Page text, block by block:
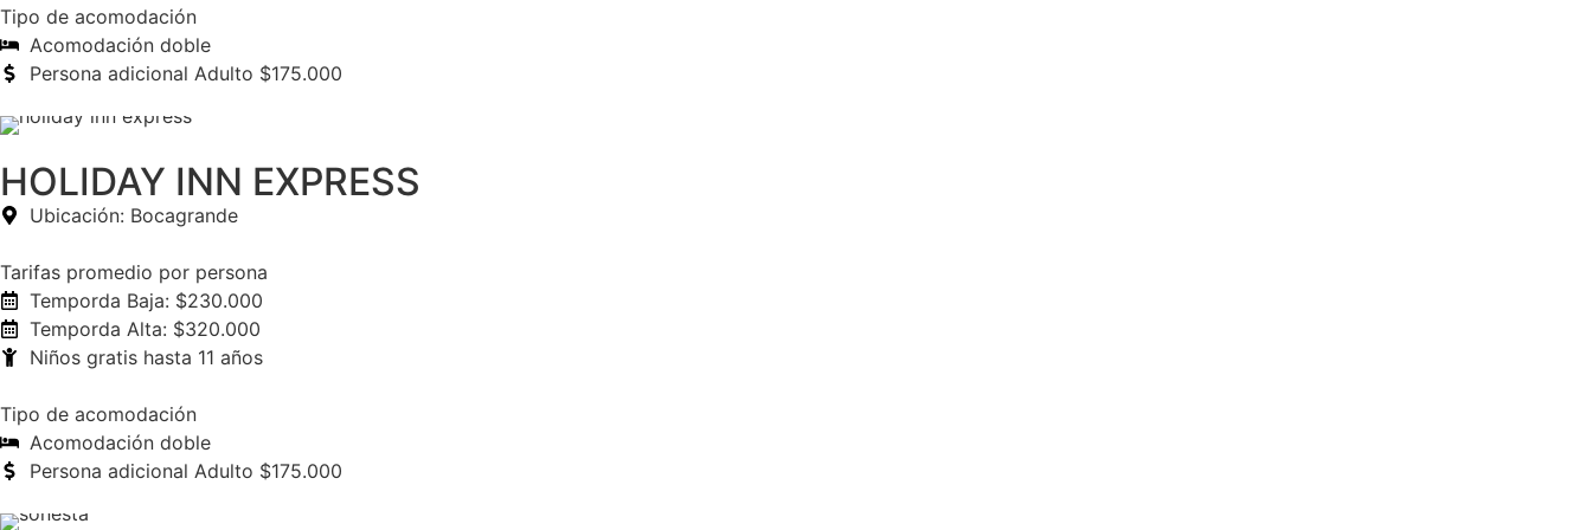
Tipo de acomodación
Acomodación doble
Persona adicional Adulto $175.000
HOLIDAY INN EXPRESS
Ubicación: Bocagrande
Tarifas promedio por persona
Temporda Baja: $230.000
Temporda Alta: $320.000
Niños gratis hasta 11 años
Tipo de acomodación
Acomodación doble
Persona adicional Adulto $175.000